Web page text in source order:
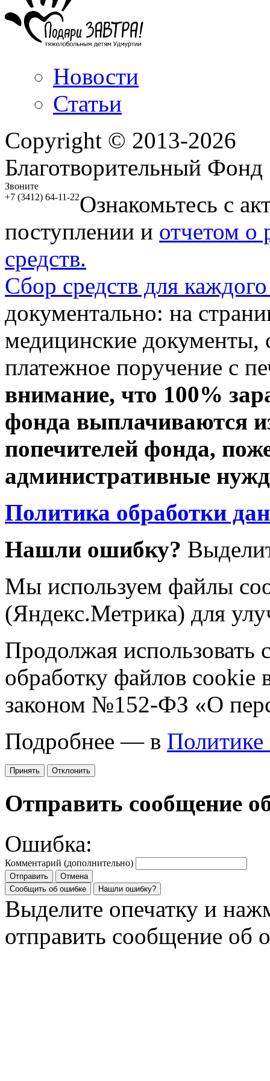
Новости
Статьи
Copyright © 2013-2026
Благотворительный
Звоните
+7 (3412) 64-11-22Ознакомьтесь с
поступлении и отчетом о
средств.
Сбор средств для
документально: на
медицинские документы,
платежное поручение с
внимание, что 100%
фонда выплачиваются
попечителей фонда,
административные
Политика обработки
Нашли ошибку?
Мы используем файлы
(Яндекс.Метрика) для
Продолжая использовать
обработку файлов cookie
законом №152-ФЗ «О
Подробнее — в Политике
Принять Отклонить
Отправить сообщение
Ошибка:
Комментарий (дополнительно)
Отправить
Отмена
Сообщить об ошибке
Нашли ошибку?
Выделите опечатку и
отправить сообщение об